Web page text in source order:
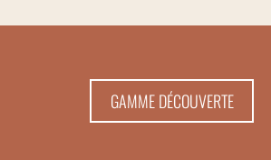
GAMME DÉCOUVERTE